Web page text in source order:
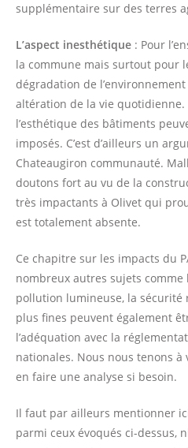
supplémentaire sur des terres
L’aspect inesthétique : Pour
la commune mais surtout pour
dégradation de
altération de la vie
l’esthétique des bâtiments
imposés. C’est d’ailleurs un
Chateaugiron communauté.
doutons fort au vu de la
très impactants à Olivet qui
est totalement absente.
Ce chapitre sur les impacts du
nombreux autres sujets comme
pollution lumineuse, la sécurité
plus fines peuvent également
l’adéquation avec la
nationales. Nous nous tenons
en faire une analyse si besoin.
Il faut par ailleurs mentionner
parmi ceux évoqués ci-dessus,